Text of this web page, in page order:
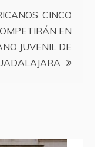
CINCO
EN
JUVENIL DE